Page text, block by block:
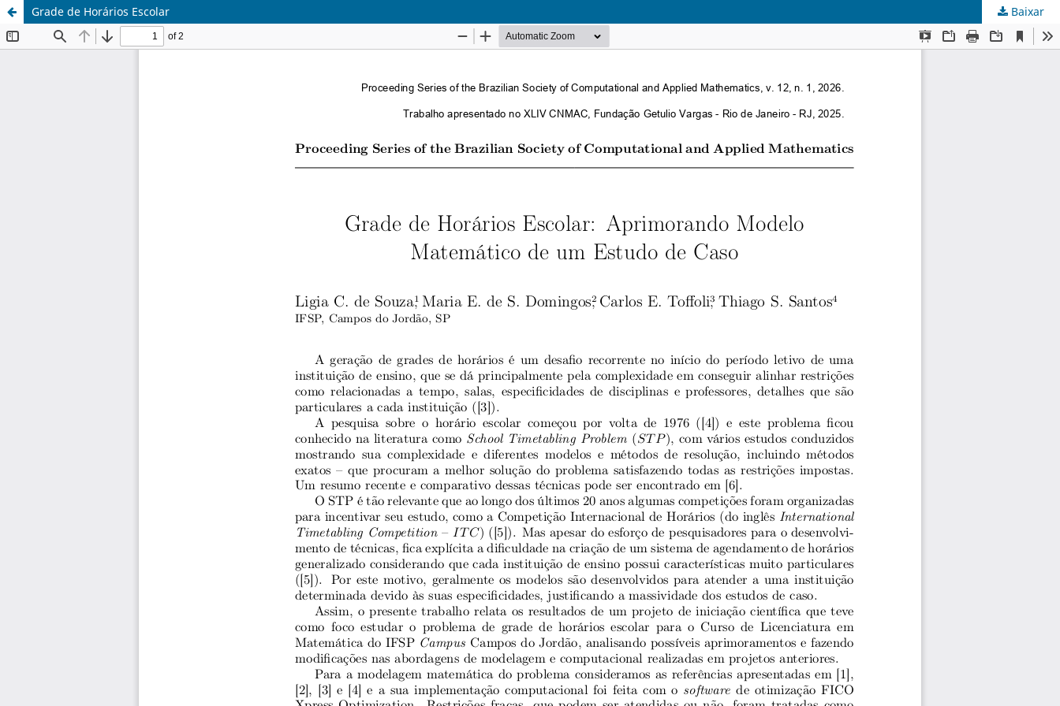
Grade de Horários Escolar Baixar